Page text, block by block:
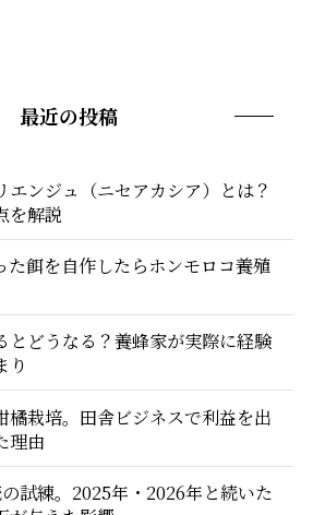
最近の投稿
エンジュ（ニセアカシア）とは？
を解説
た餌を自作したらホンモロコ養殖
とどうなる？養蜂家が実際に経験
り
橘栽培。田舎ビジネスで利益を出
理由
試練。2025年・2026年と続いた